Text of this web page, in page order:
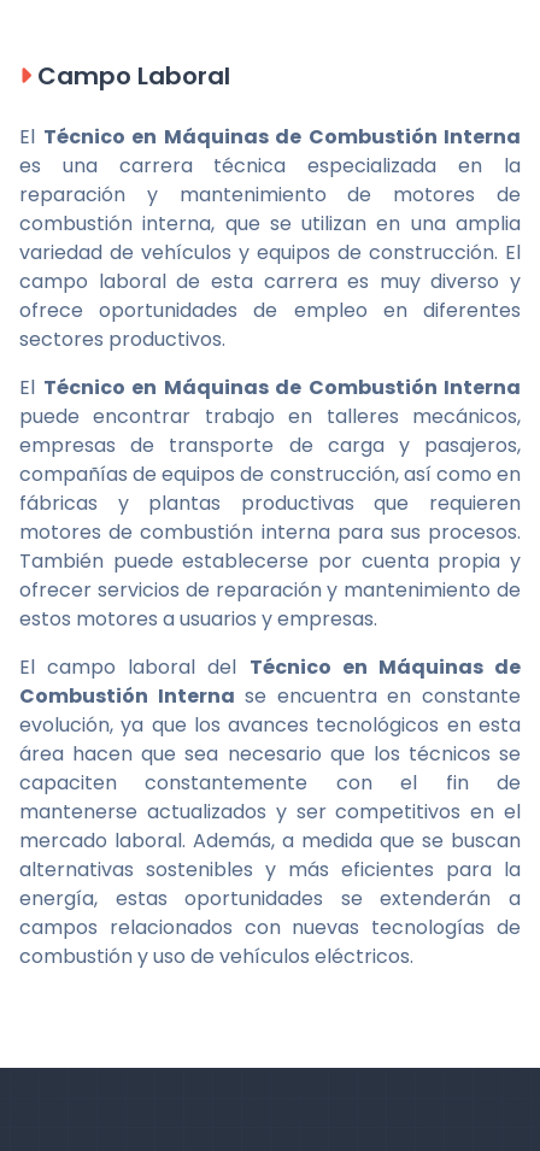
Campo Laboral
El Técnico en Máquinas de Combustión Interna
es una carrera técnica especializada en la
reparación y mantenimiento de motores de
combustión interna, que se utilizan en una amplia
variedad de vehículos y equipos de construcción. El
campo laboral de esta carrera es muy diverso y
ofrece oportunidades de empleo en diferentes
sectores productivos.
El Técnico en Máquinas de Combustión Interna
puede encontrar trabajo en talleres mecánicos,
empresas de transporte de carga y pasajeros,
compañías de equipos de construcción, así como en
fábricas y plantas productivas que requieren
motores de combustión interna para sus procesos.
También puede establecerse por cuenta propia y
ofrecer servicios de reparación y mantenimiento de
estos motores a usuarios y empresas.
El campo laboral del Técnico en Máquinas de
Combustión Interna se encuentra en constante
evolución, ya que los avances tecnológicos en esta
área hacen que sea necesario que los técnicos se
capaciten constantemente con el fin de
mantenerse actualizados y ser competitivos en el
mercado laboral. Además, a medida que se buscan
alternativas sostenibles y más eficientes para la
energía, estas oportunidades se extenderán a
campos relacionados con nuevas tecnologías de
combustión y uso de vehículos eléctricos.